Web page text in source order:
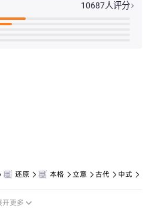
10687人评分 
还原  本格  立意  古代  中式 
开更多 